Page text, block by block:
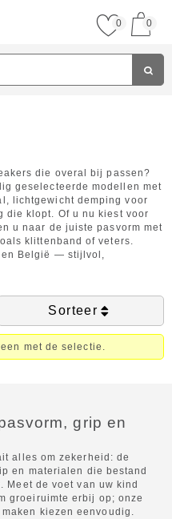
0 0
die overal bij passen?
geselecteerde modellen met
lichtgewicht demping voor
die klopt. Of u nu kiest voor
u naar de juiste pasvorm met
klittenband of veters.
en België — stijlvol,
Sorteer
met de selectie.
grip en
alles om zekerheid: de
en materialen die bestand
de voet van uw kind
groeiruimte erbij op; onze
kiezen eenvoudig.